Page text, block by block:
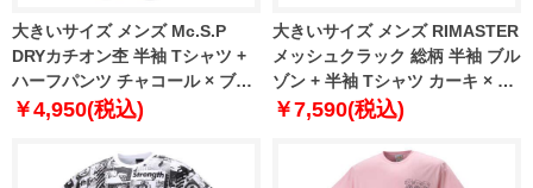
大きいサイズ メンズ Mc.S.P
DRYカチオン杢 半袖 Tシャツ +
ハーフパンツ チャコール × ブラ
ック 1256-1210-2 3L 4L 5L 6L
￥4,950(税込)
大きいサイズ メンズ RIMASTER
メッシュクラック 総柄 半袖 ブル
ゾン + 半袖 Tシャツ カーキ × ブ
ラック 1258-0252-2 3L 4L 5L
￥7,590(税込)